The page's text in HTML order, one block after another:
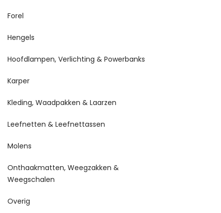
Forel
Hengels
Hoofdlampen, Verlichting & Powerbanks
Karper
Kleding, Waadpakken & Laarzen
Leefnetten & Leefnettassen
Molens
Onthaakmatten, Weegzakken &
Weegschalen
Overig